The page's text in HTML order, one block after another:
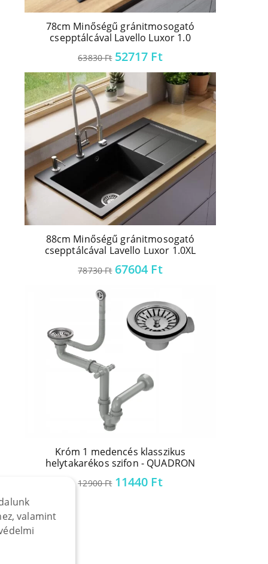
78cm Minőségű gránitmosogató
csepptálcával Lavello Luxor 1.0
63830Ft 52717 Ft
88cm Minőségű gránitmosogató
csepptálcával Lavello Luxor 1.0XL
78730Ft 67604 Ft
Króm 1 medencés klasszikus
helytakarékos szifon - QUADRON
12900Ft Original
11440 FtCurrent
valamint